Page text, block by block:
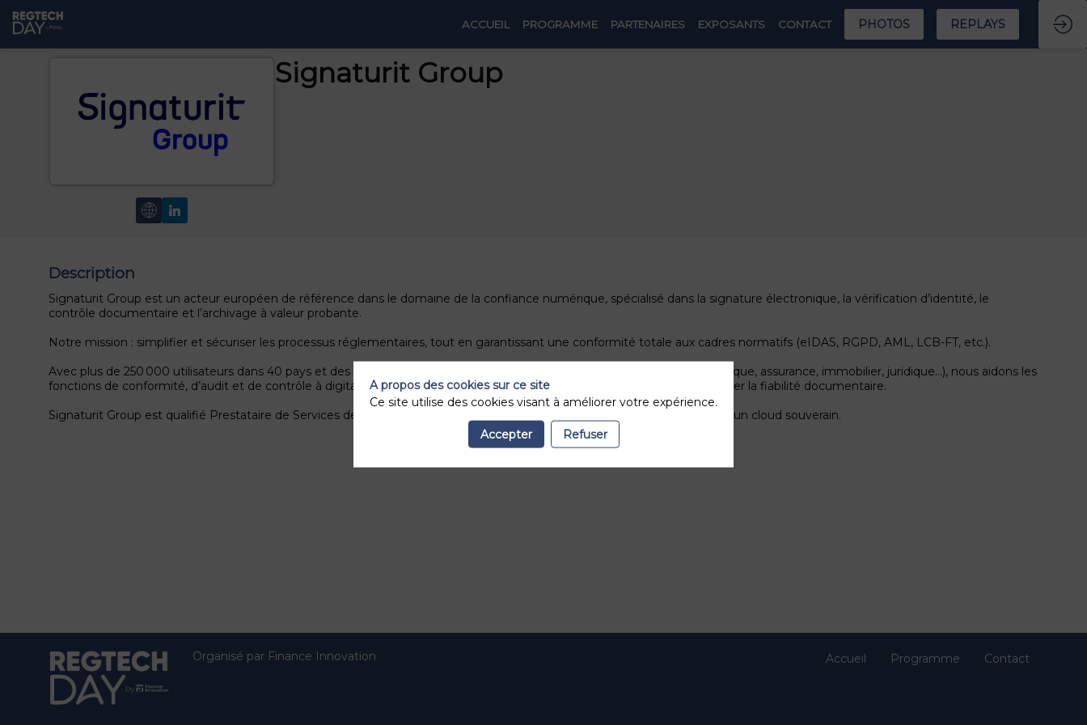
ACCUEIL PROGRAMME PARTENAIRES EXPOSANTS CONTACT PHOTOS REPLAYS
Signaturit Group
Description
Signaturit Group est un acteur européen de référence dans le domaine de la confiance numérique, spécialisé dans la signature électronique, la vérification d’identité, le
contrôle documentaire et l’archivage à valeur probante.
Notre mission : simplifier et sécuriser les processus réglementaires, tout en garantissant une conformité totale aux cadres normatifs (eIDAS, RGPD, AML, LCB-FT, etc.).
Avec plus de 250 000 utilisateurs dans 40 pays et des milliers d’organisations clientes dans les secteurs réglementés (banque, assurance, immobilier, juridique…), nous aidons les
fonctions de conformité, d’audit et de contrôle à digitaliser leurs parcours KYC, accélérer les entrées en relation, et renforcer la fiabilité documentaire.
Signaturit Group est qualifié Prestataire de Services de Confiance (PSCo) et nos solutions sont hébergées en Europe, sur un cloud souverain.
Organisé par Finance Innovation Accueil Programme Contact
A propos des cookies sur ce site
Ce site utilise des cookies visant à améliorer votre expérience.
Accepter Refuser